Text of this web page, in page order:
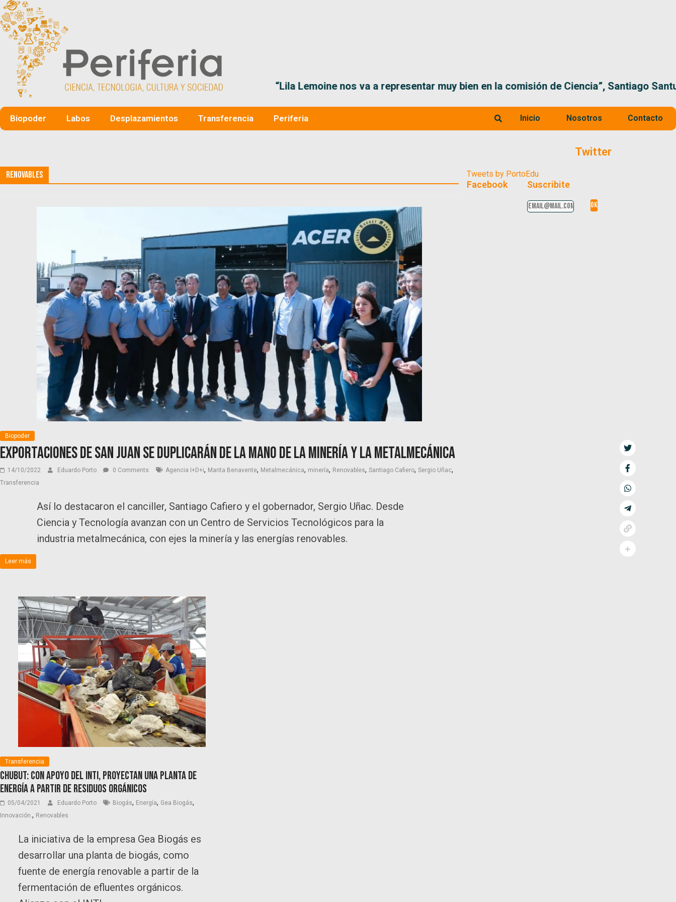
“Lila Lemoine nos va a representar muy bien en la comisión de Ciencia”, Santiago Santurio
Biopoder Labos Desplazamientos Transferencia Periferia Inicio Nosotros Contacto
Renovables
Biopoder
Exportaciones de San Juan se duplicarán de la mano de la minería y la metalmecánica
14/10/2022 Eduardo Porto 0 Comments Agencia I+D+i, Marita Benavente, Metalmecánica, minería, Renovables, Santiago Cafiero, Sergio Uñac,
Transferencia
Así lo destacaron el canciller, Santiago Cafiero y el gobernador, Sergio Uñac. Desde
Ciencia y Tecnología avanzan con un Centro de Servicios Tecnológicos para la
industria metalmecánica, con ejes la minería y las energías renovables.
Leer más
Transferencia
Chubut: Con apoyo del INTI, proyectan una planta de
energía a partir de residuos orgánicos
05/04/2021 Eduardo Porto Biogás, Energía, Gea Biogás,
Innovación. , Renovables
La iniciativa de la empresa Gea Biogás es
desarrollar una planta de biogás, como
fuente de energía renovable a partir de la
fermentación de efluentes orgánicos.
Twitter
Tweets by PortoEdu
Facebook Suscribite